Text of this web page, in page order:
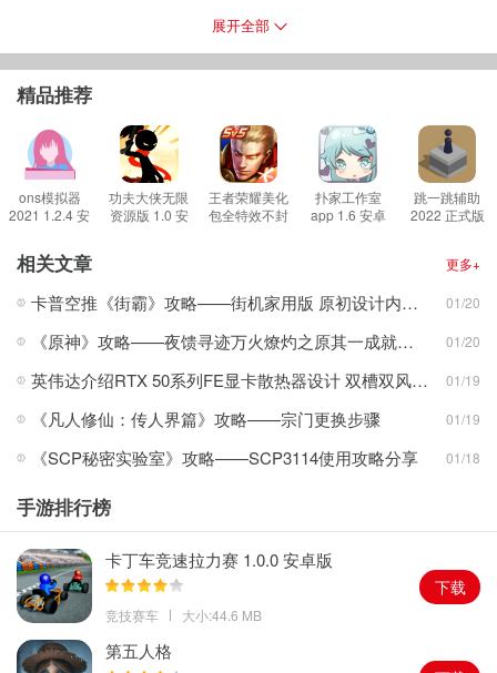
邸，招募能人异士，培养强大的势力，也可以参与激烈的竞技战
间的重重谜团。
青鸾繁华录是一款模拟养成类游戏，游戏以精美细腻的古风画面，
勾勒出一个美轮美奂的繁华盛世，需要在这波澜壮阔的世界里，你
将周旋于各方势力之间，丰富的剧情分支如同一棵繁茂的大树，你
的每一个选择都将决定故事的走向和角色的命运，除了精彩的剧情
与情感体验，游戏中还有丰富多样的玩法， 可以精心打理自己的府
邸，招募能人异士，培养强大的势力，也可以参与激烈的竞技战
间的重重谜团。
游戏特色
1、游戏故事发生在一个架空的古代世界，以青鸾国为主要舞台，展
现了一个充满奇幻与浪漫色彩的古风世界。
2、在这个世界中，神话生物、神秘血统与复杂的人际关系相互交
织，构成了游戏丰富的故事背景。
3、玩家将扮演青鸾国的女帝，肩负着国家的兴衰荣辱，游戏中还有
百位性格迥异的角色。
4、角色各自有着独特的背景故事和性格特点，与玩家所扮演的角色
产生各种情感纠葛和故事发展。
游戏玩法
展开全部
精品推荐
ons模拟器
2021 1.2.4 安
功夫大侠无限
资源版 1.0 安
王者荣耀美化
包全特效不封
扑家工作室
app 1.6 安卓
跳一跳辅助
2022 正式版
相关文章 更多+
卡普空推《街霸》攻略——街机家用版 原初设计内置多款游戏 01/20
《原神》攻略——夜馈寻迹万火燎灼之原其一成就攻略 01/20
英伟达介绍RTX 50系列FE显卡散热器设计 双槽双风扇，解热功耗600W 01/19
《凡人修仙：传人界篇》攻略——宗门更换步骤 01/19
《SCP秘密实验室》攻略——SCP3114使用攻略分享 01/18
手游排行榜
卡丁车竞速拉力赛 1.0.0 安卓版
竞技赛车 大小:44.6 MB
下载
第五人格